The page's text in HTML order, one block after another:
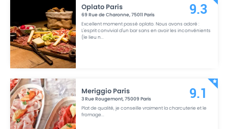
Oplato Paris
69 Rue de Charonne,75011Paris
Excellent moment passé oplato. Nous avons adoré :
L'esprit convivial d'un bar sans en avoir les inconvénients
(le lieu n...
9.3
Meriggio Paris
3 Rue Rougemont,75009 Paris
Plat de qualité, je conseille vraiment la charcuterie et le
fromage...
9.1